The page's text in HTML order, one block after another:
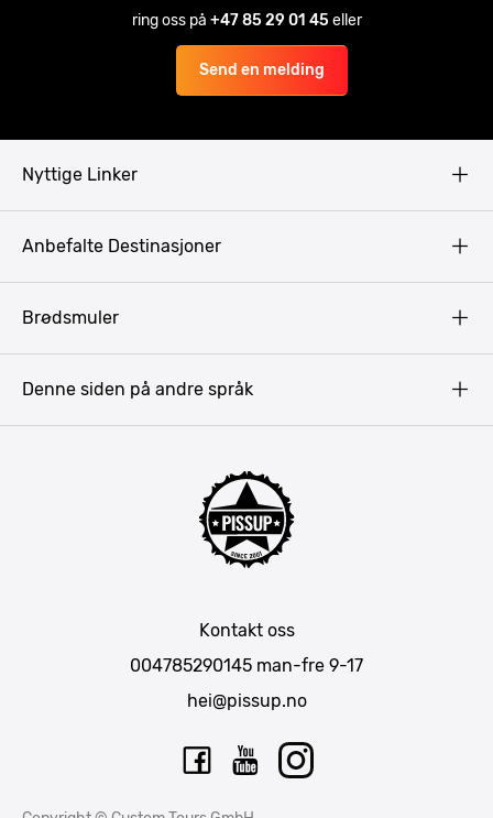
ring oss på +47 85 29 01 45eller
Send en melding
Nyttige Linker
Anbefalte Destinasjoner
Brødsmuler
Kontakt oss
004785290145 man-fre 9-17
hei@pissup.no
Denne siden på andre språk